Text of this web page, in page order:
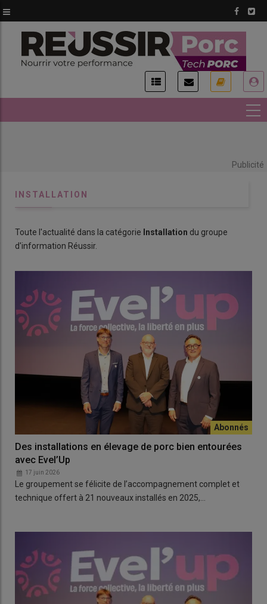
au
contenu
principal
Publicité
INSTALLATION
Toute l'actualité dans la catégorie Installation du groupe
d'information Réussir.
Des installations en élevage de porc bien entourées
avec Evel’Up
17 juin 2026
Le groupement se félicite de l’accompagnement complet et
technique offert à 21 nouveaux installés en 2025,…